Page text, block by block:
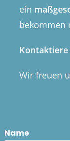
ein
bekommen
Kontaktiere
Wir freuen
Name